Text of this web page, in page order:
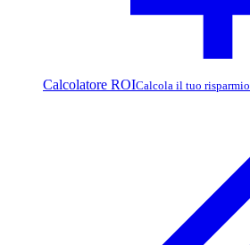
Calcolatore ROICalcola il tuo risparmio